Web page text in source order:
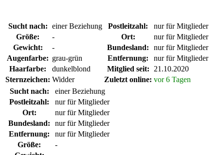
Sucht nach: einer Beziehung Postleitzahl:
nur für Mitglieder
Größe:
- Ort:
nur für Mitglieder
Gewicht:
- Bundesland:
nur für Mitglieder
Augenfarbe: grau-grün Entfernung:
nur für Mitglieder
Haarfarbe:
dunkelblond Mitglied seit:
21.10.2020
Sternzeichen: Widder Zuletzt online: vor 6 Tagen
Sucht nach:
einer Beziehung
Postleitzahl:
nur für Mitglieder
Ort:
nur für Mitglieder
Bundesland:
nur für Mitglieder
Entfernung:
nur für Mitglieder
Größe:
-